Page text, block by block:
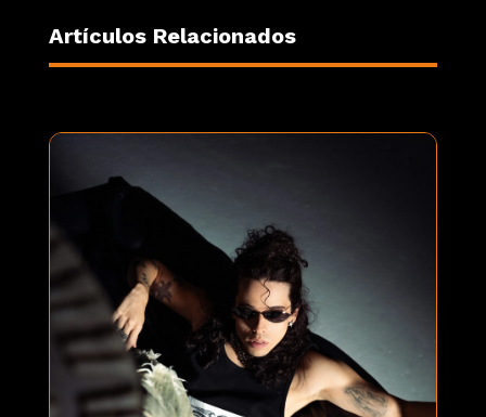
Artículos Relacionados